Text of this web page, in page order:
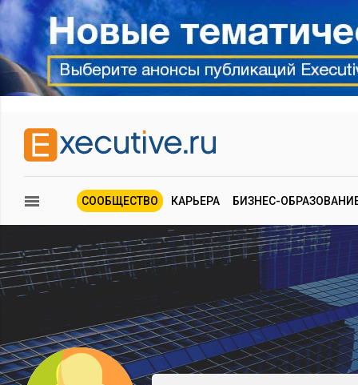
СООБЩЕСТВО КАРЬЕРА БИЗНЕС-